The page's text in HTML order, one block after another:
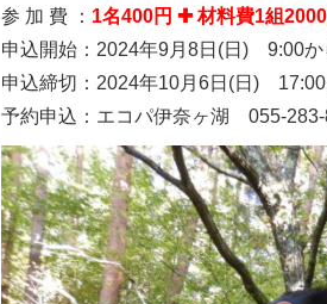
参 加 費 ： 1名400円 ✚材料費1組
申込開始：2024年9月8日(日) 9:00か
申込締切：2024年10月6日(日)
予約申込：エコパ伊奈ヶ湖 055-283-